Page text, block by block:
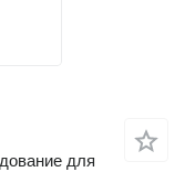
для